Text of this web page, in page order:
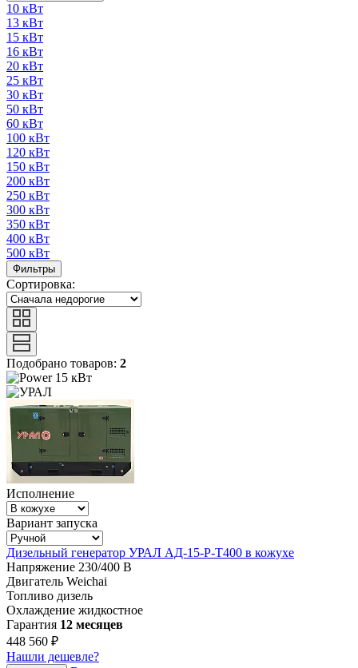
10 кВт
13 кВт
15 кВт
16 кВт
20 кВт
25 кВт
30 кВт
50 кВт
60 кВт
100 кВт
120 кВт
150 кВт
200 кВт
250 кВт
300 кВт
350 кВт
400 кВт
500 кВт
Фильтры
Сортировка:
Подобрано товаров: 2
15 кВт
Исполнение
Вариант запуска
Дизельный генератор УРАЛ АД-15-Р-Т400 в кожухе
Напряжение 230/400 В
Двигатель Weichai
Топливо дизель
Охлаждение жидкостное
Гарантия 12 месяцев
448 560 ₽
Нашли дешевле?